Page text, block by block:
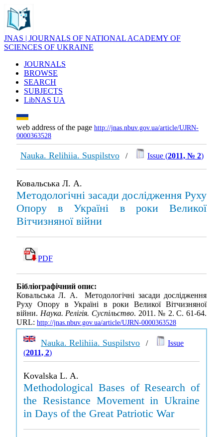
JNAS | JOURNALS OF NATIONAL ACADEMY OF
SCIENCES OF UKRAINE
JOURNALS
BROWSE
SEARCH
SUBJECTS
LibNAS UA
web address of the page http://jnas.nbuv.gov.ua/article/UJRN-
0000363528
Nauka. Relihiia. Suspilstvo / Issue (2011, № 2)
Ковальська Л. А.
Методологічні засади дослідження Руху
Опору в Україні в роки Великої
Вітчизняної війни
PDF
Бібліографічний опис:
Ковальська Л. А. Методологічні засади дослідження
Руху Опору в Україні в роки Великої Вітчизняної
війни. Наука. Релігія. Суспільство. 2011. № 2. С. 61-64.
URL: http://jnas.nbuv.gov.ua/article/UJRN-0000363528
Nauka. Relihiia. Suspilstvo /
Issue
(2011, 2)
Kovalska L. A.
Methodological Bases of Research of
the Resistance Movement in Ukraine
in Days of the Great Patriotic War